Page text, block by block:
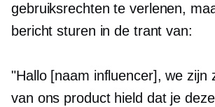
gebruiksrechten te verlenen,
bericht sturen in de trant van:
"Hallo [naam influencer], we zijn
van ons product hield dat je